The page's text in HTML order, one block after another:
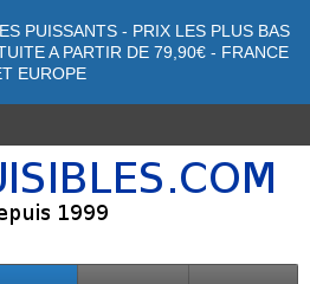
PUISSANTS - PRIX LES PLUS BAS
A PARTIR DE 79,90€ - FRANCE
EUROPE